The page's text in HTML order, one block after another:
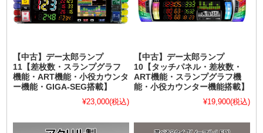
【中古】デー太郎ランプ
11【差枚数・スランプグラフ
機能・ART機能・小役カウンタ
ー機能・GIGA-SEG搭載】
¥23,000(税込)
【中古】デー太郎ランプ
10【タッチパネル・差枚数・
ART機能・スランプグラフ機
能・小役カウンター機能搭載】
¥19,900(税込)